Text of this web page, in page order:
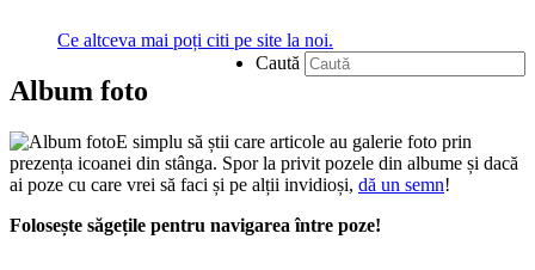
Ce altceva mai poți citi pe site la noi.
Caută
Album foto
E simplu să știi care articole au galerie foto prin
prezența icoanei din stânga. Spor la privit pozele din albume și dacă
ai poze cu care vrei să faci și pe alții invidioși, dă un semn!
Folosește săgețile pentru navigarea între poze!